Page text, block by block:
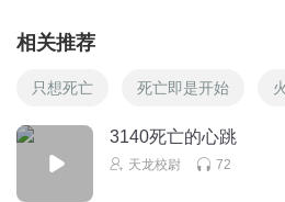
相关推荐
只想死亡 死亡即是开始
3140死亡的心跳
天龙校尉 72